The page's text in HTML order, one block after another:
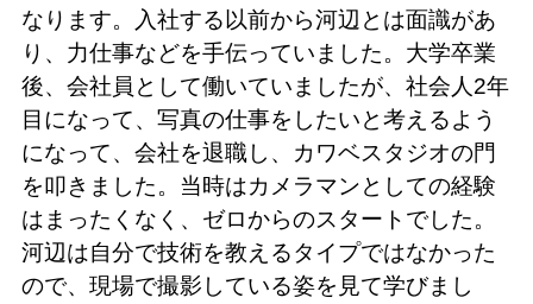
なります。入社する以前から河辺とは面識があ
り、力仕事などを手伝っていました。大学卒業
後、会社員として働いていましたが、社会人2年
目になって、写真の仕事をしたいと考えるよう
になって、会社を退職し、カワベスタジオの門
を叩きました。当時はカメラマンとしての経験
はまったくなく、ゼロからのスタートでした。
河辺は自分で技術を教えるタイプではなかった
ので、現場で撮影している姿を見て学びまし